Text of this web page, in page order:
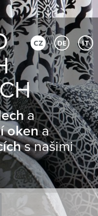
a
okena
s našimi
CZ DE IT